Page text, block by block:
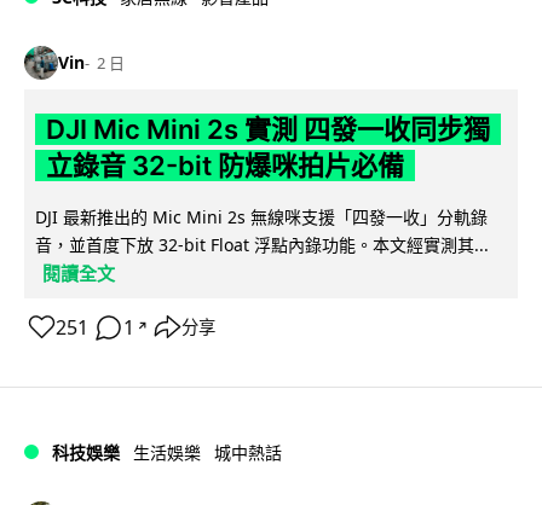
Vin 2 日
DJI Mic Mini 2s 實測 四發一收同步獨
立錄音 32-bit 防爆咪拍片必備
DJI 最新推出的 Mic Mini 2s 無線咪支援「四發一收」分軌錄
音，並首度下放 32-bit Float 浮點內錄功能。本文經實測其...
閱讀全文
251 1 ↗ 分享
科技娛樂 生活娛樂 城中熱話